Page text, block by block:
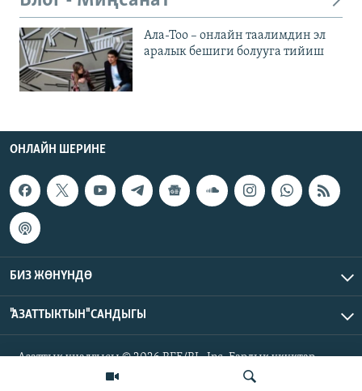
Ала-Тоо – онлайн таалимдин эл
аралык бешиги болууга тийиш
ОНЛАЙН ШЕРИНЕ
БИЗ ЖӨНҮНДӨ
"АЗАТТЫКТЫН" САНДЫГЫ
Азаттык үналгысы © 2026 RFE/RL, Inc. Бардык укуктар